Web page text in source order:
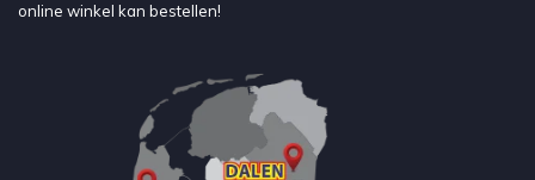
online winkel kan bestellen!